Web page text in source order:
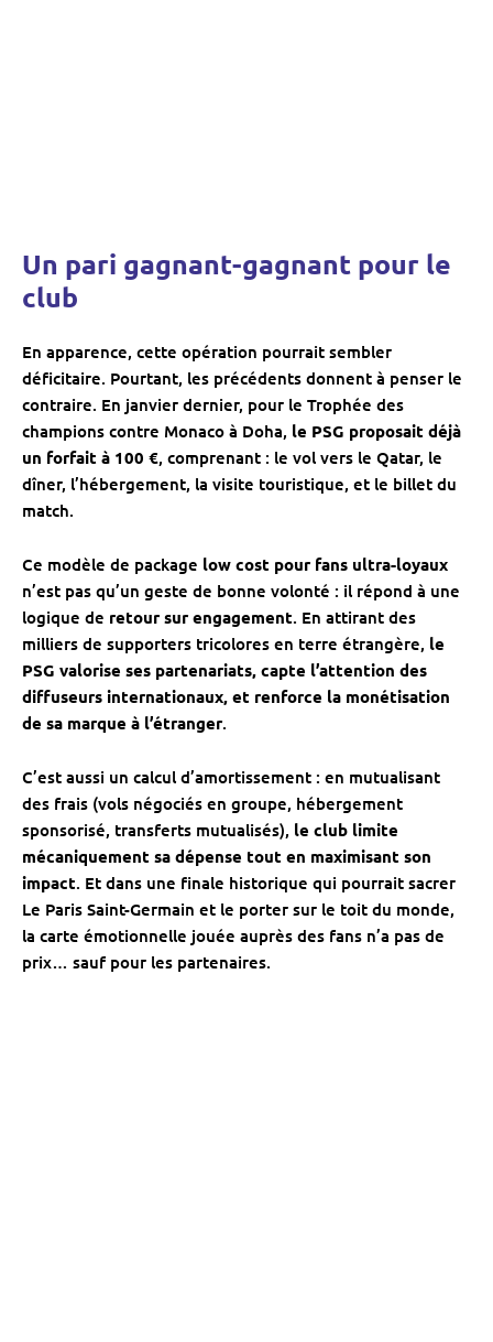
Un pari gagnant-gagnant pour le
club
En apparence, cette opération pourrait sembler
déficitaire. Pourtant, les précédents donnent à penser le
contraire. En janvier dernier, pour le Trophée des
champions contre Monaco à Doha, le PSG proposait déjà
un forfait à 100 €, comprenant : le vol vers le Qatar, le
dîner, l’hébergement, la visite touristique, et le billet du
match.
Ce modèle de package low cost pour fans ultra-loyaux
n’est pas qu’un geste de bonne volonté : il répond à une
logique de retour sur engagement. En attirant des
milliers de supporters tricolores en terre étrangère, le
PSG valorise ses partenariats, capte l’attention des
diffuseurs internationaux, et renforce la monétisation
de sa marque à l’étranger.
C’est aussi un calcul d’amortissement : en mutualisant
des frais (vols négociés en groupe, hébergement
sponsorisé, transferts mutualisés), le club limite
mécaniquement sa dépense tout en maximisant son
impact. Et dans une finale historique qui pourrait sacrer
Le Paris Saint-Germain et le porter sur le toit du monde,
la carte émotionnelle jouée auprès des fans n’a pas de
prix… sauf pour les partenaires.